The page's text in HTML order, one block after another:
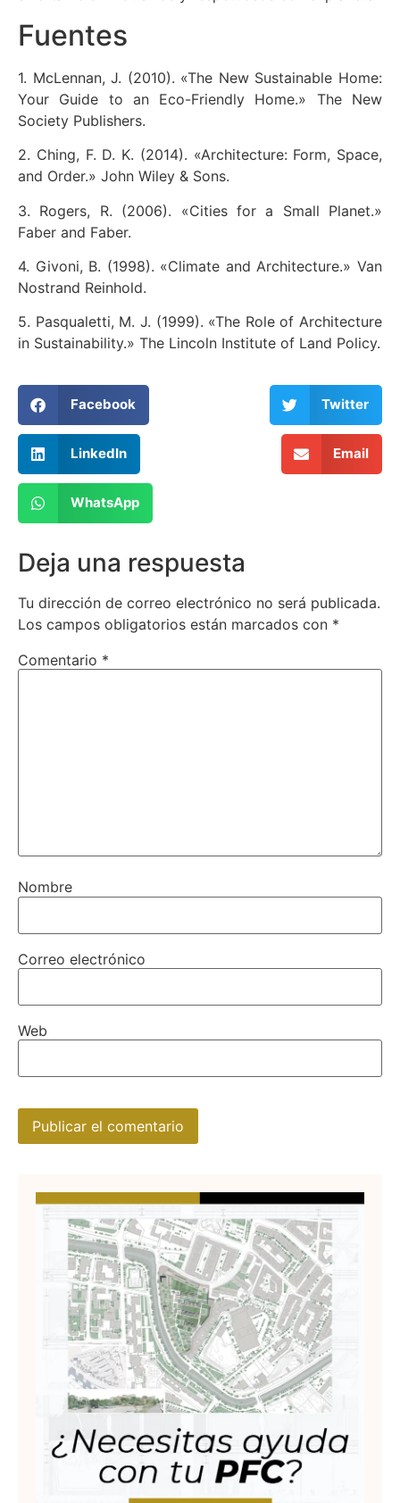
Fuentes
1. McLennan, J. (2010). «The New Sustainable Home:
Your Guide to an Eco-Friendly Home.» The New
Society Publishers.
2. Ching, F. D. K. (2014). «Architecture: Form, Space,
and Order.» John Wiley & Sons.
3. Rogers, R. (2006). «Cities for a Small Planet.»
Faber and Faber.
4. Givoni, B. (1998). «Climate and Architecture.» Van
Nostrand Reinhold.
5. Pasqualetti, M. J. (1999). «The Role of Architecture
in Sustainability.» The Lincoln Institute of Land Policy.
Facebook Twitter
LinkedIn Email
WhatsApp
Deja una respuesta
Tu dirección de correo electrónico no será publicada.
Los campos obligatorios están marcados con *
Comentario *
Nombre
Correo electrónico
Web